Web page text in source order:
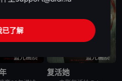
蓝光画质 蓝光画质
复活她
已了解